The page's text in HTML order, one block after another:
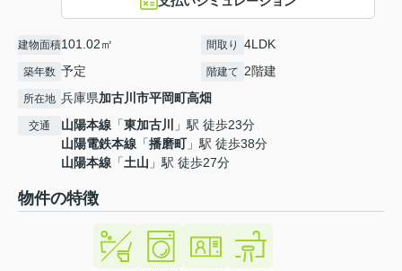
建物面積101.02㎡ 間取り 4LDK
築年数 予定 階建て 2階建
所在地 兵庫県加古川市平岡町高畑
交通 山陽本線 「東加古川
」駅 徒歩23分
山陽電鉄本線 「播磨町」駅 徒歩38分
山陽本線 「土山 」駅 徒歩27分
物件の特徴